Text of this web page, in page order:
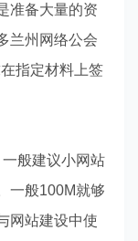
准备大量的资
兰州网络公会
指定材料上签
般建议小网站
一般100M就够
网站建设中使